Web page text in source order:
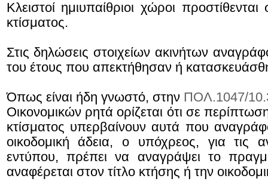
Κλειστοί ημιυπαίθριοι χώροι
κτίσματος.
Στις δηλώσεις στοιχείων ακινήτων
του έτους που απεκτήθησαν ή
Όπως είναι ήδη γνωστό, στην ΠΟΛ.1047/
Οικονομικών ρητά ορίζεται ότι σε
κτίσματος υπερβαίνουν αυτά που
οικοδομική άδεια, ο υπόχρεος, για τις
εντύπου, πρέπει να αναγράψει το
αναφέρεται στον τίτλο κτήσης ή την